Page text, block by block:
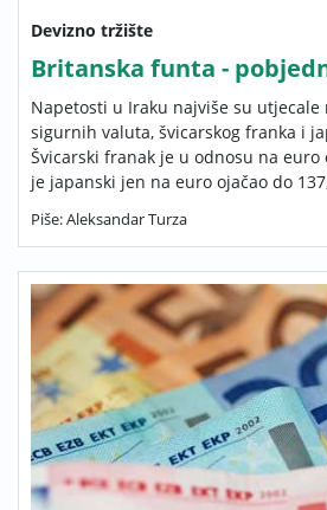
Devizno tržište
Britanska funta -
Napetosti u Iraku najviše su utjecale
sigurnih valuta, švicarskog franka i
Švicarski franak je u odnosu na euro
je japanski jen na euro ojačao do
Piše: Aleksandar Turza